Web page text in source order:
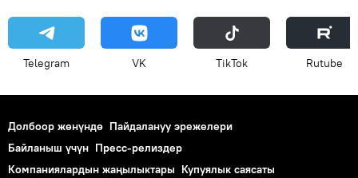
Telegram VK ТikТоk Rutube
Долбоор жөнүндө Пайдалануу эрежелери
Байланыш үчүн Пресс-релиздер
Компаниялардын жаңылыктары Купуялык саясаты